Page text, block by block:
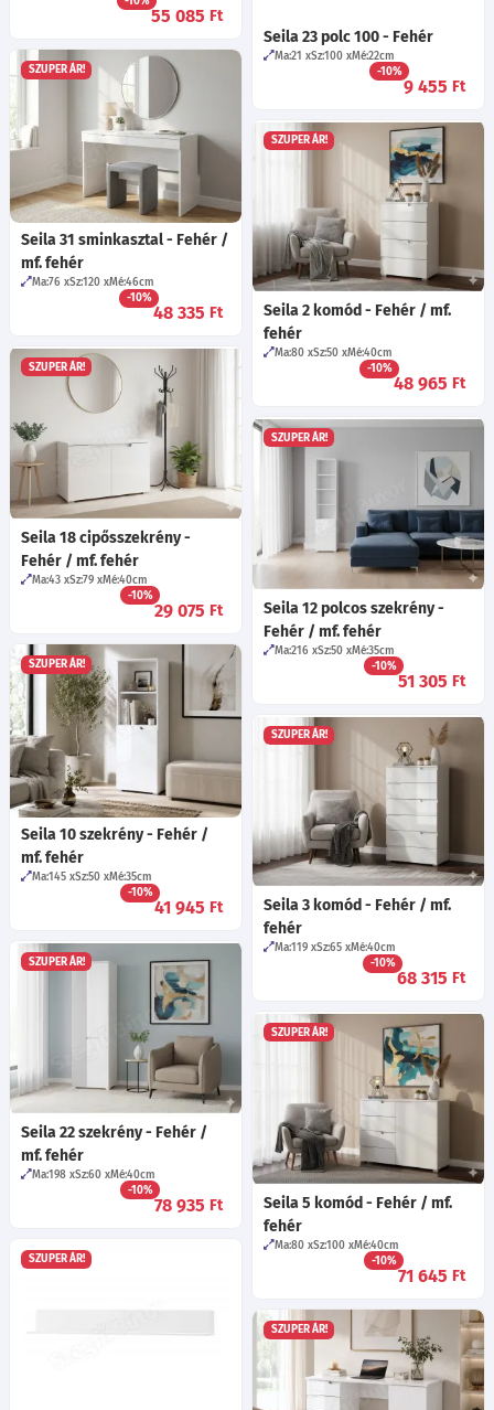
55 085 Ft
Seila 23 polc 100 - Fehér
Ma:21 Sz:100 Mé:22cm
-10%
9 455 Ft
SZUPER ÁR!
Seila 31 sminkasztal - Fehér /
mf. fehér
Ma:76 Sz:120 Mé:46cm
-10%
48 335 Ft
SZUPER ÁR!
Seila 2 komód - Fehér / mf.
fehér
Ma:80 Sz:50 Mé:40cm
-10%
48 965 Ft
SZUPER ÁR!
Seila 18 cipősszekrény -
Fehér / mf. fehér
Ma:43 Sz:79 Mé:40cm
-10%
29 075 Ft
SZUPER ÁR!
Seila 12 polcos szekrény -
Fehér / mf. fehér
Ma:216 Sz:50 Mé:35cm
-10%
51 305 Ft
SZUPER ÁR!
Seila 10 szekrény - Fehér /
mf. fehér
Ma:145 Sz:50 Mé:35cm
-10%
41 945 Ft
SZUPER ÁR!
Seila 3 komód - Fehér / mf.
fehér
Ma:119 Sz:65 Mé:40cm
-10%
68 315 Ft
SZUPER ÁR!
Seila 22 szekrény - Fehér /
mf. fehér
Ma:198 Sz:60 Mé:40cm
-10%
78 935 Ft
SZUPER ÁR!
Seila 5 komód - Fehér / mf.
fehér
Ma:80 Sz:100 Mé:40cm
-10%
71 645 Ft
SZUPER ÁR!
SZUPER ÁR!